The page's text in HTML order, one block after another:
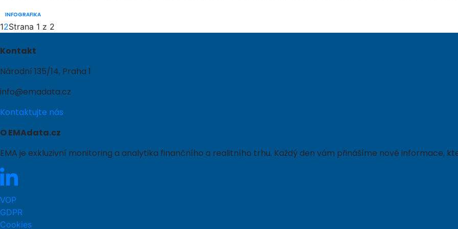
INFOGRAFIKA
12Strana 1 z 2
Kontakt
Národní 135/14, Praha 1
info@emadata.cz
Kontaktujte nás
O EMAdata.cz
EMA je exkluzivní monitoring a analytika finančního a realitního trhu. Každý den vám přinášíme nové informace,
VOP
GDPR
Cookies